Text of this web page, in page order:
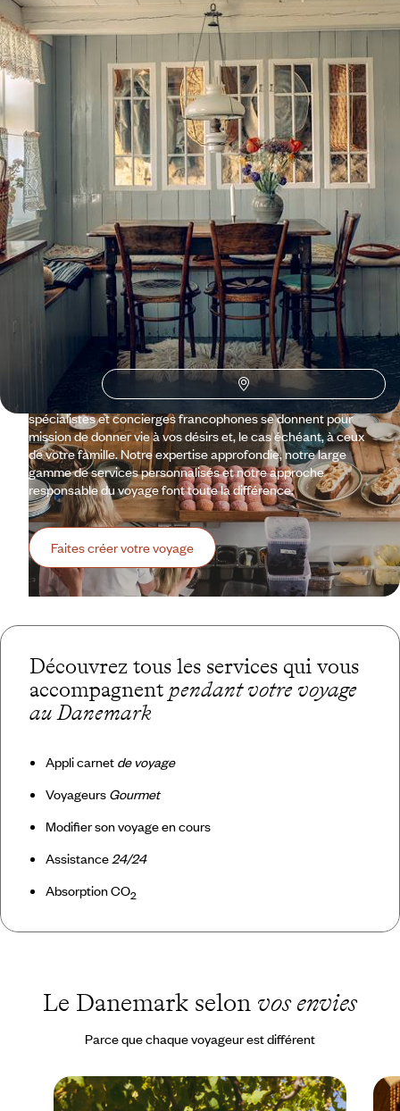
intemporel des Féroé à l'énergie cosmopolite de Copenhague
8 jours, de 4300 à 5600 €
Toutes nos suggestions de voyages au Danemark (12)
Pourquoi partir avec
Voyageursau Danemark?
Entre mer et terre, le Danemark incarne l'esprit scandinave,
tout en se démarquant de ses voisins nordiques. Des
charmants canaux de Copenhague aux falaises crayeuses
de Møn, des anciens villages vikings aux dunes mouvantes
de Skagen, Voyageurs vous mène à la découverte d’un
Danemark tantôt familier, tantôt surprenant. Nos conseillers
spécialistes et concierges francophones se donnent pour
mission de donner vie à vos désirs et, le cas échéant, à ceux
de votre famille. Notre expertise approfondie, notre large
gamme de services personnalisés et notre approche
responsable du voyage font toute la différence.
Faites créer votre voyage
Découvrez tous les services qui vous
accompagnent pendant votre voyage
au Danemark
Appli carnet de voyage
Voyageurs Gourmet
Modifier son voyage en cours
Assistance24/24
Absorption CO2
Le Danemark selon vos envies
Parce que chaque voyageur est différent